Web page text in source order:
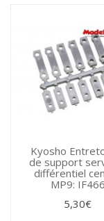
Kyosho
de support
différentiel
MP9: IF466
5,30€